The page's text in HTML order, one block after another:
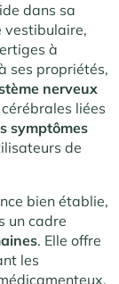
dans sa
vestibulaire,
à
ses propriétés,
nerveux
liées
symptômes
de
bien établie,
un cadre
. Elle offre
les